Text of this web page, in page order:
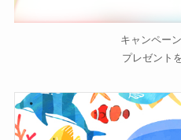
キャンペー
プレゼント